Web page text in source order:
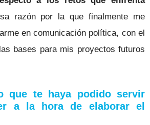
razón por la que finalmente me
en comunicación política, con el
bases para mis proyectos futuros
que te haya podido servir
a la hora de elaborar el